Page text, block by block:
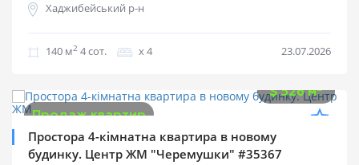
Хаджибейський р-н
140 м2 4 cот. х 4 23.07.2026
$526 м2
Продаж квартир
Простора 4-кімнатна квартира в новому
будинку. Центр ЖМ "Черемушки" #35367